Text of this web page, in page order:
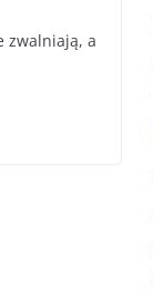
zwalniają, a